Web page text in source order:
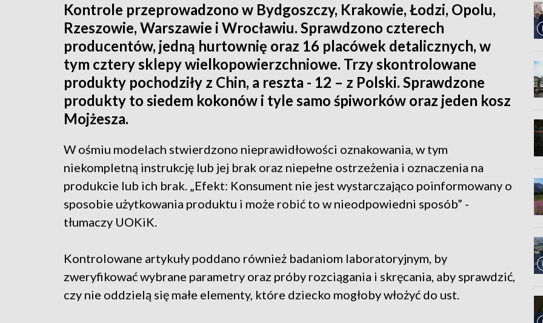
Kontrole przeprowadzono w Bydgoszczy, Krakowie, Łodzi, Opolu,
Rzeszowie, Warszawie i Wrocławiu. Sprawdzono czterech
producentów, jedną hurtownię oraz 16 placówek detalicznych, w
tym cztery sklepy wielkopowierzchniowe. Trzy skontrolowane
produkty pochodziły z Chin, a reszta - 12 – z Polski. Sprawdzone
produkty to siedem kokonów i tyle samo śpiworków oraz jeden kosz
Mojżesza.
W ośmiu modelach stwierdzono nieprawidłowości oznakowania, w tym
niekompletną instrukcję lub jej brak oraz niepełne ostrzeżenia i oznaczenia na
produkcie lub ich brak. „Efekt: Konsument nie jest wystarczająco poinformowany o
sposobie użytkowania produktu i może robić to w nieodpowiedni sposób” -
tłumaczy UOKiK.
Kontrolowane artykuły poddano również badaniom laboratoryjnym, by
zweryfikować wybrane parametry oraz próby rozciągania i skręcania, aby sprawdzić,
czy nie oddzielą się małe elementy, które dziecko mogłoby włożyć do ust.